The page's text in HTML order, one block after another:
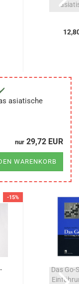
asiatische
nur 29,72 EUR
WARENKORB
-15%
Das Go-